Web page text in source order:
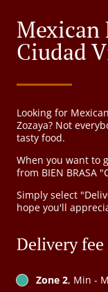
Mexican
Ciudad
Looking for
Zozaya? Not
tasty food.
When you want to
from BIEN BRASA
Simply select
hope you'll
Delivery fee
Zone 2, Min -